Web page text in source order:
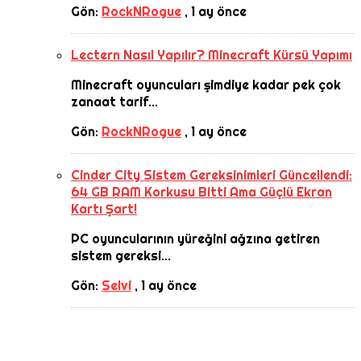
Gön: RockNRogue ,1 ay önce
Lectern Nasıl Yapılır? Minecraft Kürsü Yapımı
Minecraft oyuncuları şimdiye kadar pek çok
zanaat tarif...
Gön: RockNRogue ,1 ay önce
Cinder City Sistem Gereksinimleri Güncellendi:
64 GB RAM Korkusu Bitti Ama Güçlü Ekran
Kartı Şart!
PC oyuncularının yüreğini ağzına getiren
sistem gereksi...
Gön: Selvi ,1 ay önce